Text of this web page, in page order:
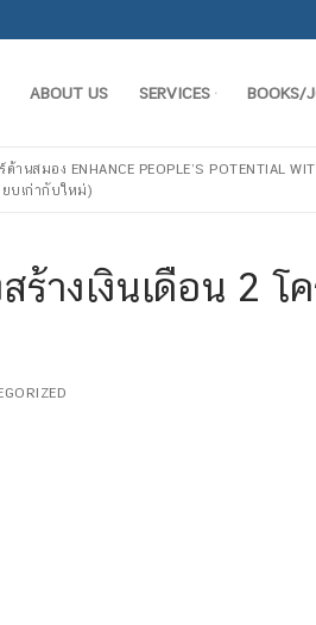
ABOUT US SERVICES BOOKS/
สมอง ENHANCE PEOPLE’S POTENTIAL
ยบเก่ากับใหม่)
ร้างเงินเดือน 2 โ